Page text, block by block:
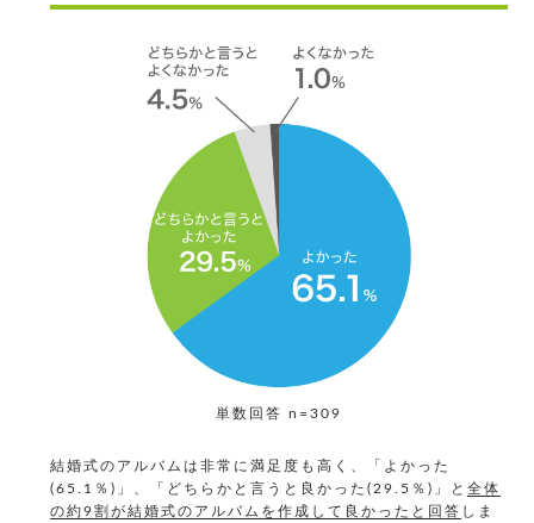
単数回答 n=309
結婚式のアルバムは非常に満足度も高く、「よかった
(65.1％)」、「どちらかと言うと良かった(29.5％)」と全体
の約9割が結婚式のアルバムを作成して良かったと回答 しま